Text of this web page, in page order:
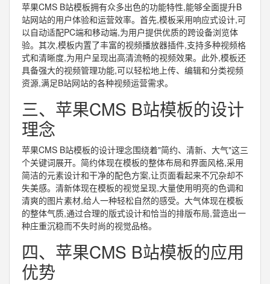
苹果CMS B站模板拥有众多出色的功能特性,能够全面提升B
站网站的用户体验和运营效率。首先,模板采用响应式设计,可
以自动适配PC端和移动端,为用户提供优质的跨设备浏览体
验。其次,模板内置了丰富的视频播放器插件,支持多种视频格
式和清晰度,为用户呈现出高清流畅的视频效果。此外,模板还
具备强大的视频管理功能,可以轻松地上传、编辑和分类视频
资源,满足B站网站的各种视频运营需求。
三、苹果CMS B站模板的设计
理念
苹果CMS B站模板的设计理念围绕着"简约、清新、大气"这三
个关键词展开。简约体现在模板的整体布局和界面风格,采用
简洁的元素设计和干净的配色方案,让页面看起来不冗杂却不
失美感。清新体现在模板的视觉呈现,大量使用明亮的色调和
清爽的图片素材,给人一种轻松自然的感受。大气体现在模板
的整体气质,通过合理的版式设计和恰当的排版布局,营造出一
种庄重沉稳而不失时尚的视觉品格。
四、苹果CMS B站模板的应用
优势